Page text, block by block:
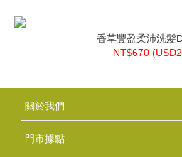
香草豐盈柔沛洗髮
NT$670 (USD
關於我們
公司簡介
品牌故事
最新消息
隱私權聲明
版權聲明
門市據點